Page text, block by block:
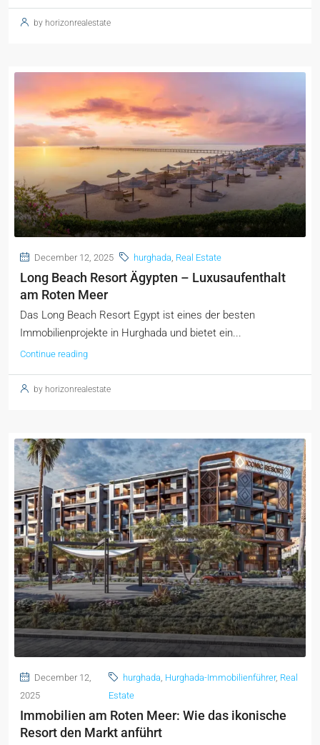
by horizonrealestate
December 12, 2025 hurghada Real Estate
Long Beach Resort Ägypten – Luxusaufenthalt
am Roten Meer
Das Long Beach Resort Egypt ist eines der besten
Immobilienprojekte in Hurghada und bietet ein...
Continue reading
by horizonrealestate
December 12,
2025
hurghada Hurghada-Immobilienführer, Real
Estate
Immobilien am Roten Meer: Wie das ikonische
Resort den Markt anführt